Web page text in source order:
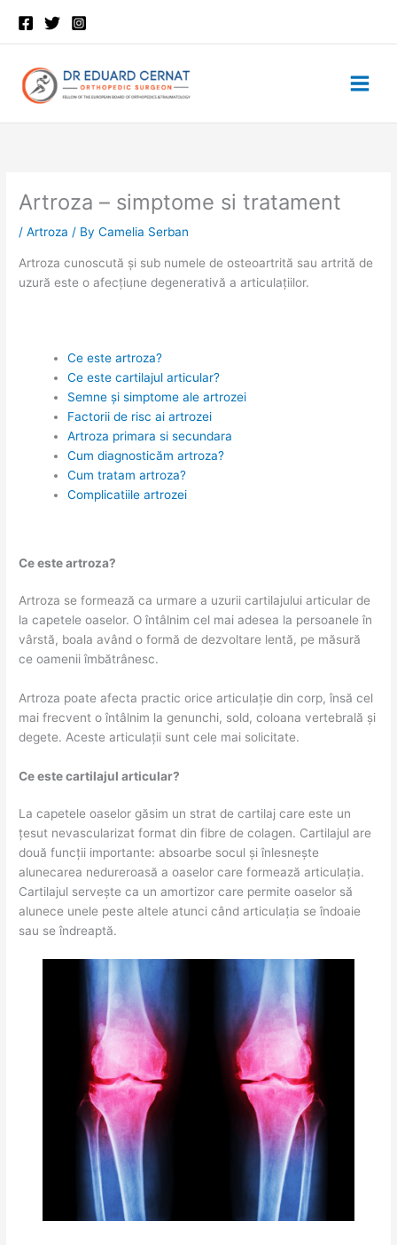
content
Artroza – simptome si tratament
/Artroza / ByCamelia Serban
Artroza cunoscută și sub numele de osteoartrită sau artrită de
uzură este o afecțiune degenerativă a articulațiilor.
Ce este artroza?
Ce este cartilajul articular?
Semne și simptome ale artrozei
Factorii de risc ai artrozei
Artroza primara si secundara
Cum diagnosticăm artroza?
Cum tratam artroza?
Complicatiile artrozei
Ce este artroza?
Artroza se formează ca urmare a uzurii cartilajului articular de
la capetele oaselor. O întâlnim cel mai adesea la persoanele în
vârstă, boala având o formă de dezvoltare lentă, pe măsură
ce oamenii îmbătrânesc.
Artroza poate afecta practic orice articulație din corp, însă cel
mai frecvent o întâlnim la genunchi, sold, coloana vertebrală și
degete. Aceste articulații sunt cele mai solicitate.
Ce este cartilajul articular?
La capetele oaselor găsim un strat de cartilaj care este un
țesut nevascularizat format din fibre de colagen. Cartilajul are
două funcții importante: absoarbe socul și înlesnește
alunecarea nedureroasă a oaselor care formează articulația.
Cartilajul servește ca un amortizor care permite oaselor să
alunece unele peste altele atunci când articulația se îndoaie
sau se îndreaptă.